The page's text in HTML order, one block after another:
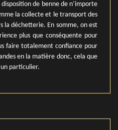
de benne de n’importe
la collecte et le transport des
la déchetterie. En somme, on est
plus que conséquente pour
faire totalement confiance pour
en la matière donc, cela que
un particulier.